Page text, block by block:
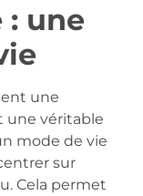
: une
une
une véritable
mode de vie
sur
Cela permet